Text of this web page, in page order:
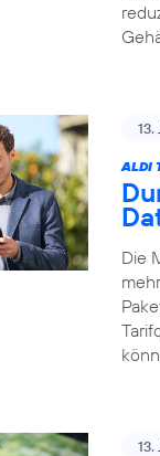
13.
ALDI
Die
13.